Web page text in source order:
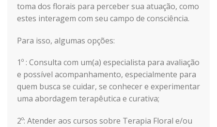
toma dos florais para perceber sua atuação, como
estes interagem com seu campo de consciência.
Para isso, algumas opções:
1º : Consulta com um(a) especialista para avaliação
e possível acompanhamento, especialmente para
quem busca se cuidar, se conhecer e experimentar
uma abordagem terapêutica e curativa;
2º: Atender aos cursos sobre Terapia Floral e/ou